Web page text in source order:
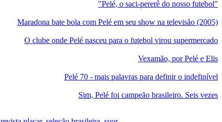
"Pelé, o saci-pererê do nosso futebol"
Maradona bate bola com Pelé em seu show na televisão (2005)
O clube onde Pelé nasceu para o futebol virou supermercado
Vexamão, por Pelé e Elis
Pelé 70 - mais palavras para definir o indefinível
Sim, Pelé foi campeão brasileiro. Seis vezes